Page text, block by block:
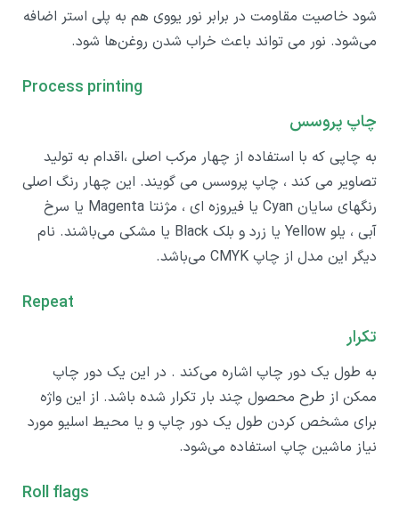
شود خاصیت مقاومت در برابر نور یووی هم به پلی استر اضافه
می‌شود. نور می تواند باعث خراب شدن روغن‌ها شود.
Process printing
چاپ پروسس
به چاپی که با استفاده از چهار مرکب اصلی ،اقدام به تولید
تصاویر می کند ، چاپ پروسس می گویند. این چهار رنگ اصلی
رنگهای سایان Cyan یا فیروزه ای ، مژنتا Magenta یا سرخ
آبی ، یلو Yellow یا زرد و بلک Black یا مشکی می‌باشند. نام
دیگر این مدل از چاپ CMYK می‌باشد.
Repeat
تکرار
به طول یک دور چاپ اشاره می‌کند . در این یک دور چاپ
ممکن از طرح محصول چند بار تکرار شده باشد. از این واژه
برای مشخص کردن طول یک دور چاپ و یا محیط اسلیو مورد
نیاز ماشین چاپ استفاده می‌شود.
Roll flags